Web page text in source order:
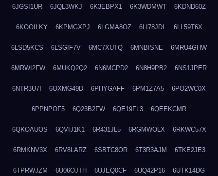
6JGSI1UR 6JQL3WKJ 6K3EBPX1 6K3WDMWT 6KDND60Z
6KOOILKY 6KPMGXPJ 6LGMA8OZ 6LI78JDL 6LL59T6X
6LSD5KCS 6LSGIF7V 6MC7XUTQ 6MNBISNE 6MRU4GHW
6MRWI2FW 6MUKQ2Q2 6N6MCPD2 6N8H9PB2 6NS1JPER
6NTR3U7I 6OXMG49D 6PHYGAFF 6PM1Z7A5 6PO2WC0X
6PPNPOF5 6Q23B2FW 6QE19FL3 6QEEKCMR
6QKOAUOS 6QVIJ1K1 6R431JL5 6RGMWOLX 6RKWC57X
6RMKNV3X 6RV8LARZ 6SBTC8OR 6T3R3AJM 6TKE2JE3
6TPRWJZM 6U06OJTH 6UJEQ0CF 6UQ42P16 6UTK14DG